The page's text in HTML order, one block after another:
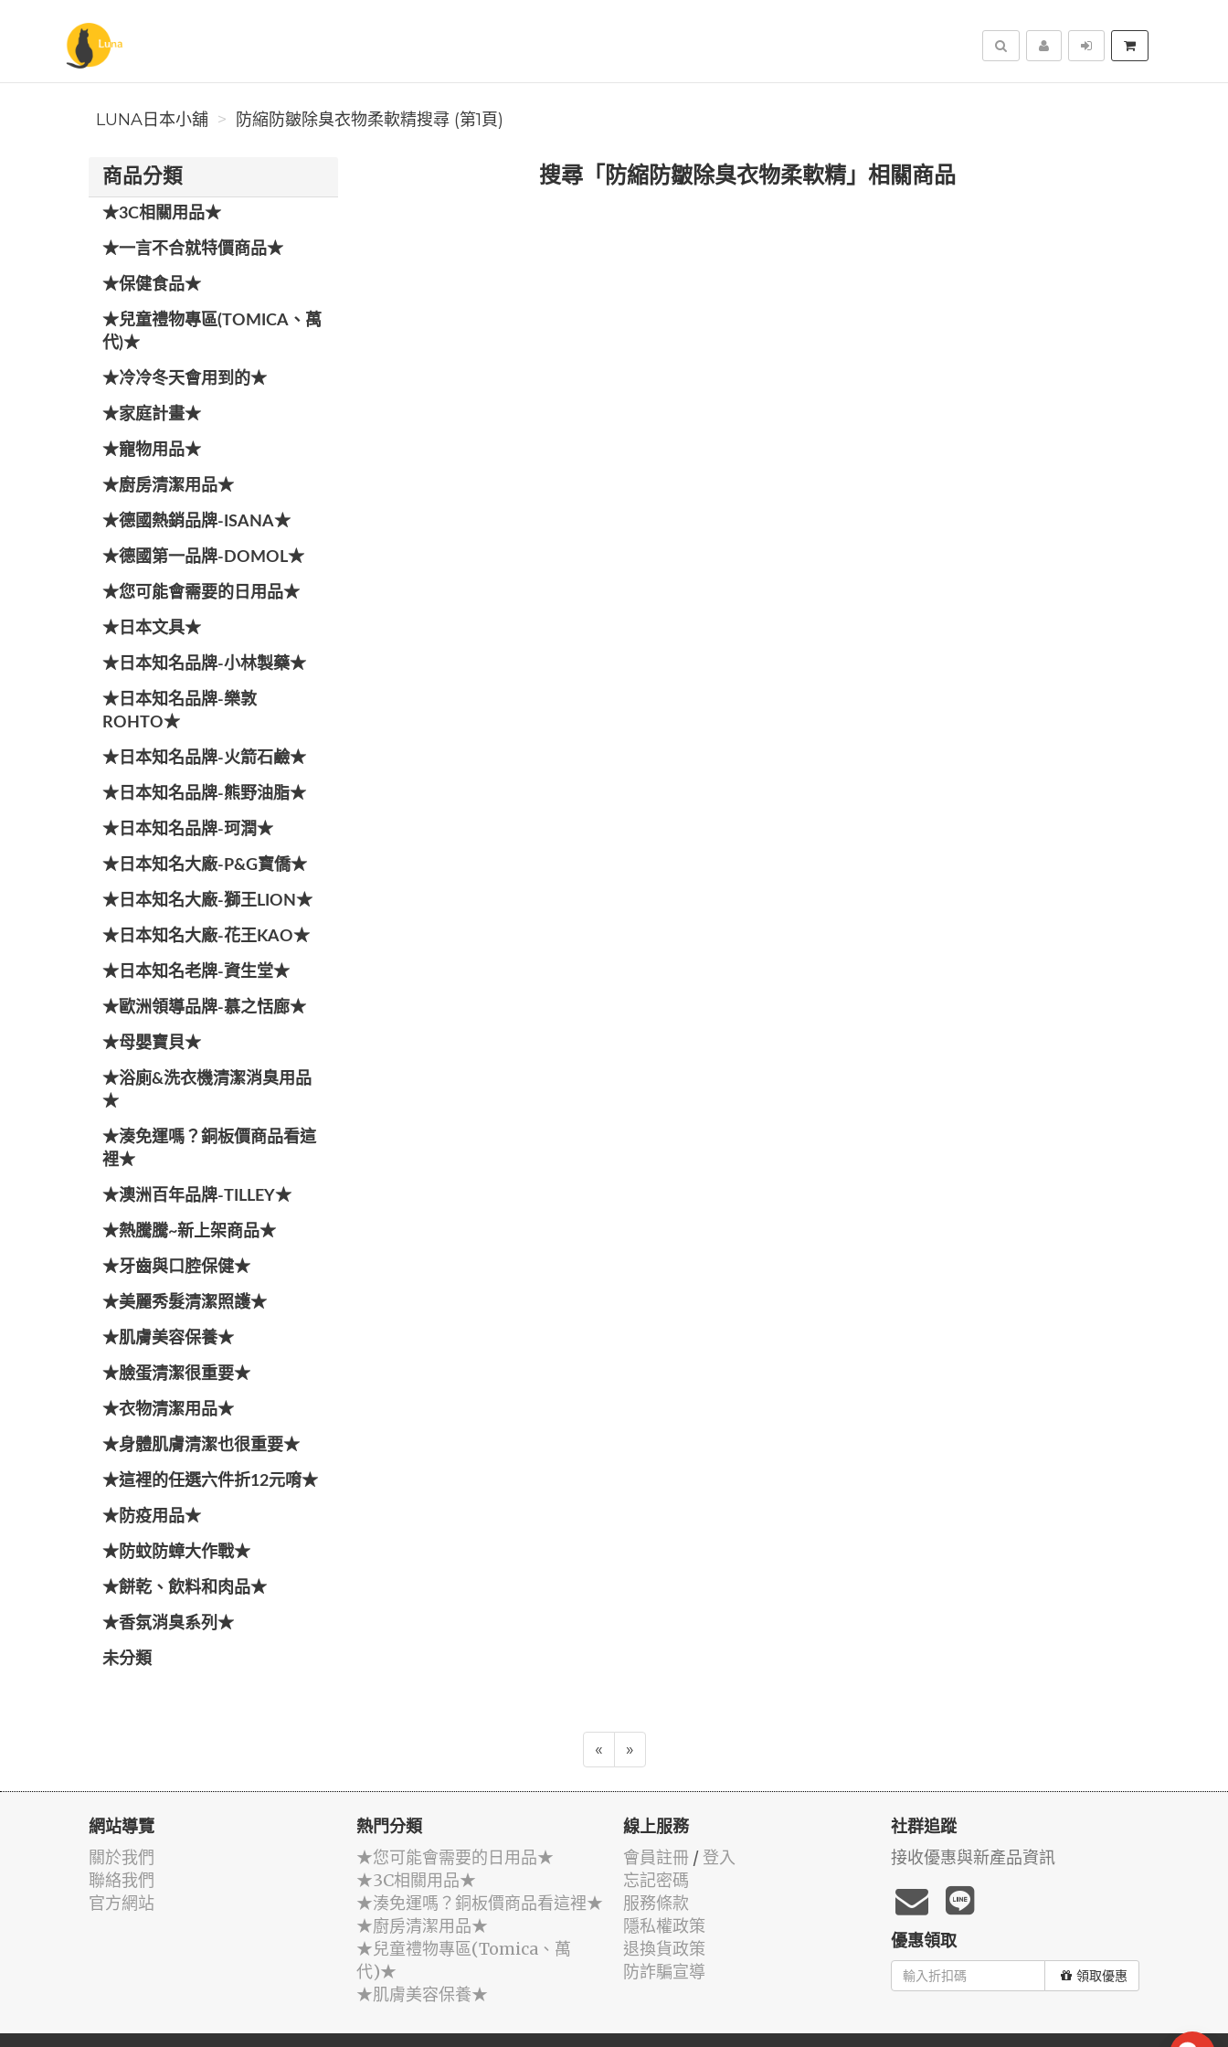
Luna日本小舖
搜尋
LUNA日本小舖 防縮防皺除臭衣物柔軟精搜尋 (第1頁)
商品分類
★3C相關用品★
★一言不合就特價商品★
★保健食品★
★兒童禮物專區(TOMICA、萬
代)★
★冷冷冬天會用到的★
★家庭計畫★
★寵物用品★
★廚房清潔用品★
★德國熱銷品牌-ISANA★
★德國第一品牌-DOMOL★
★您可能會需要的日用品★
★日本文具★
★日本知名品牌-小林製藥★
★日本知名品牌-樂敦
ROHTO★
★日本知名品牌-火箭石鹼★
★日本知名品牌-熊野油脂★
★日本知名品牌-珂潤★
★日本知名大廠-P&G寶僑★
★日本知名大廠-獅王LION★
★日本知名大廠-花王KAO★
★日本知名老牌-資生堂★
★歐洲領導品牌-慕之恬廊★
★母嬰寶貝★
★浴廁&洗衣機清潔消臭用品
★
★湊免運嗎？銅板價商品看這
裡★
★澳洲百年品牌-TILLEY★
★熱騰騰~新上架商品★
★牙齒與口腔保健★
★美麗秀髮清潔照護★
★肌膚美容保養★
★臉蛋清潔很重要★
★衣物清潔用品★
★身體肌膚清潔也很重要★
★這裡的任選六件折12元唷★
★防疫用品★
★防蚊防蟑大作戰★
★餅乾、飲料和肉品★
★香氛消臭系列★
未分類
搜尋「防縮防皺除臭衣物柔軟精」相關商品
« »
網站導覽
關於我們
聯絡我們
官方網站
熱門分類
★您可能會需要的日用品★
★3C相關用品★
★湊免運嗎？銅板價商品看這裡★
★廚房清潔用品★
★兒童禮物專區(Tomica、萬
代)★
★肌膚美容保養★
線上服務
會員註冊 / 登入
忘記密碼
服務條款
隱私權政策
退換貨政策
防詐騙宣導
社群追蹤
接收優惠與新產品資訊
優惠領取
領取優惠